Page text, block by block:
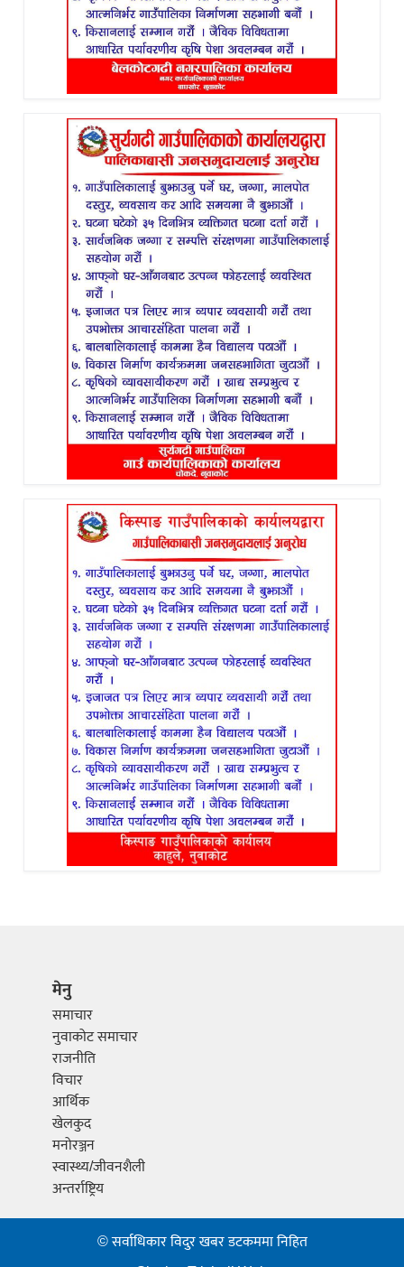
मेनु
समाचार
नुवाकोट समाचार
राजनीति
विचार
आर्थिक
खेलकुद
मनोरञ्जन
स्वास्थ्य/जीवनशैली
अन्तर्राष्ट्रिय
© सर्वाधिकार विदुर खबर डटकममा निहित